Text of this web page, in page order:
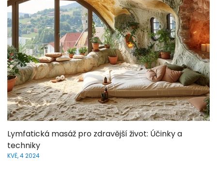
Lymfatická masáž pro zdravější život: Účinky a
techniky
KVĚ, 4 2024